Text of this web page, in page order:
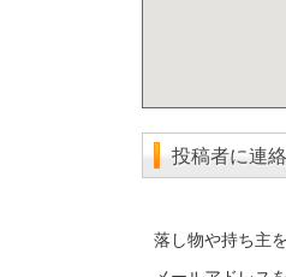
投稿者に連
落し物や持ち主